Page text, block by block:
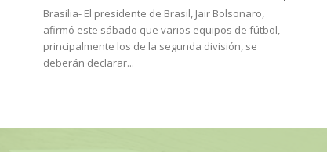
Brasilia- El presidente de Brasil, Jair Bolsonaro,
afirmó este sábado que varios equipos de fútbol,
principalmente los de la segunda división, se
deberán declarar...